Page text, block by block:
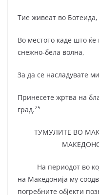
Тие живеат во Ботеида,
Во местото каде што
снежно-бела волна,
За да се насладувате
Принесете жртва на
град.25
ТУМУЛИТЕ ВО
На периодот во кој
на Македонија му
погребните објекти